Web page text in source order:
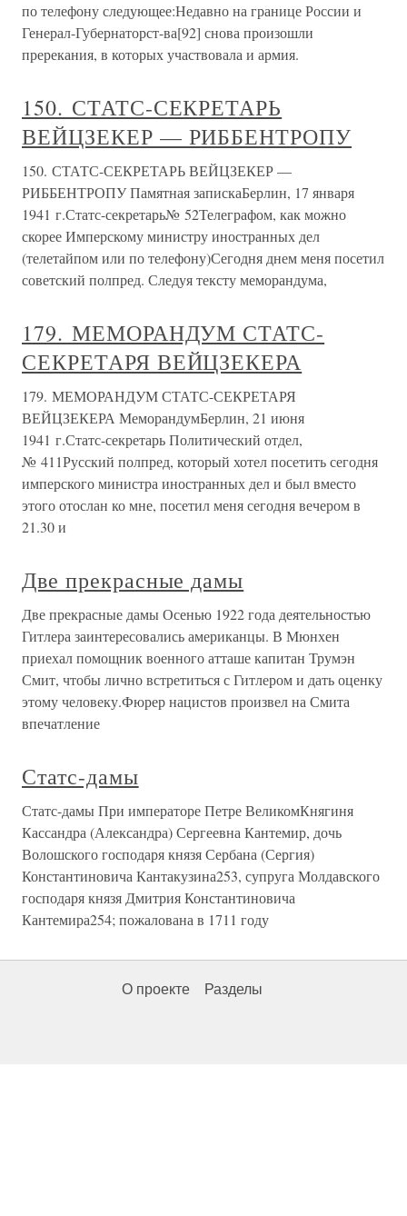
по телефону следующее:Недавно на границе России и
Генерал-Губернаторст-ва[92] снова произошли
пререкания, в которых участвовала и армия.
150. СТАТС-СЕКРЕТАРЬ
ВЕЙЦЗЕКЕР — РИББЕНТРОПУ
150. СТАТС-СЕКРЕТАРЬ ВЕЙЦЗЕКЕР —
РИББЕНТРОПУ Памятная запискаБерлин, 17 января
1941 г.Статс-секретарь№ 52Телеграфом, как можно
скорее Имперскому министру иностранных дел
(телетайпом или по телефону)Сегодня днем меня посетил
советский полпред. Следуя тексту меморандума,
179. МЕМОРАНДУМ СТАТС-
СЕКРЕТАРЯ ВЕЙЦЗЕКЕРА
179. МЕМОРАНДУМ СТАТС-СЕКРЕТАРЯ
ВЕЙЦЗЕКЕРА МеморандумБерлин, 21 июня
1941 г.Статс-секретарь Политический отдел,
№ 411Русский полпред, который хотел посетить сегодня
имперского министра иностранных дел и был вместо
этого отослан ко мне, посетил меня сегодня вечером в
21.30 и
Две прекрасные дамы
Две прекрасные дамы Осенью 1922 года деятельностью
Гитлера заинтересовались американцы. В Мюнхен
приехал помощник военного атташе капитан Трумэн
Смит, чтобы лично встретиться с Гитлером и дать оценку
этому человеку.Фюрер нацистов произвел на Смита
впечатление
Статс-дамы
Статс-дамы При императоре Петре ВеликомКнягиня
Кассандра (Александра) Сергеевна Кантемир, дочь
Волошского господаря князя Сербана (Сергия)
Константиновича Кантакузина253, супруга Молдавского
господаря князя Дмитрия Константиновича
Кантемира254; пожалована в 1711 году
О проекте Разделы